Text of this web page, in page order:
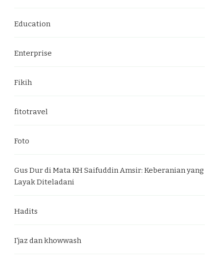
Education
Enterprise
Fikih
fitotravel
Foto
Gus Dur di Mata KH Saifuddin Amsir: Keberanian yang
Layak Diteladani
Hadits
I'jaz dan khowwash